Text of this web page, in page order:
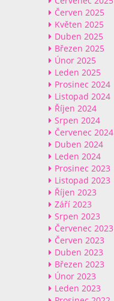
Červen 2025
Květen 2025
Duben 2025
Březen 2025
Únor 2025
Leden 2025
Prosinec 2024
Listopad 2024
Říjen 2024
Srpen 2024
Červenec 2024
Duben 2024
Leden 2024
Prosinec 2023
Listopad 2023
Říjen 2023
Září 2023
Srpen 2023
Červenec 2023
Červen 2023
Duben 2023
Březen 2023
Únor 2023
Leden 2023